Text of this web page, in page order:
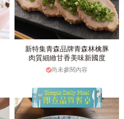
新特集青森品牌青森林檎豚
肉質細緻甘香美味新國度
尚未參閱內容